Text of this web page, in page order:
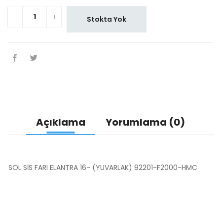
Stokta Yok
Açıklama Yorumlama (0)
SOL SİS FARI ELANTRA 16- (YUVARLAK) 92201-F2000-HMC